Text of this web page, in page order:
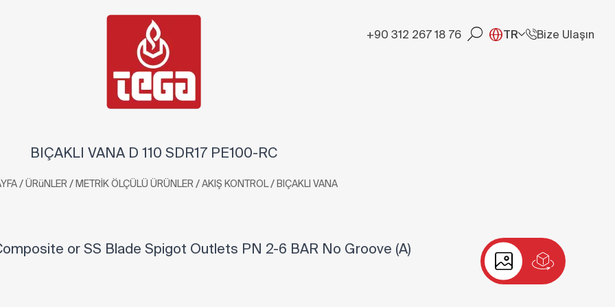
+90 312 267 18 76 TR Bize Ulaşın
BIÇAKLI VANA D 110 SDR17 PE100-RC
/ÜRüNLER /METRİK ÖLÇÜLÜ ÜRÜNLER /AKIŞ KONTROL/BIÇAKLI VANA
or SS Blade Spigot Outlets PN 2-6 BAR No Groove (A)